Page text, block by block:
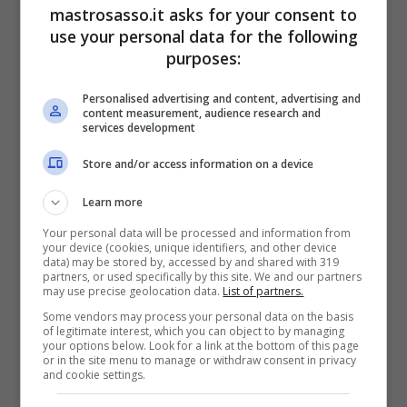
Come preparare il toast frittata di Benedetta Parodi: snack
veloce e gustoso (Foto: YT @benedettaparodiofficial) –
Accende poi il fuoco e lo fa sciogliere,
prelevandone una piccola quantità con un
pennello e spalmandola su due fette di pane
da toast. Nel frattempo, in una ciotola
tre uova e le aromatizza. Prima un pizzico di
sale e pepe, poi un tocco di paprica e mezzo
cucchiaino di senape.
Dopo aver mescolato bene gli ingredienti,
versa le uova nella padella calda. Una volta
mastrosasso.it asks for your consent to
use your personal data for the following
purposes:
Personalised advertising and content, advertising and
content measurement, audience research and
services development
Store and/or access information on a device
Learn more
Your personal data will be processed and information from
your device (cookies, unique identifiers, and other device
data) may be stored by, accessed by and shared with 319
partners, or used specifically by this site. We and our partners
may use precise geolocation data. List of partners.
Some vendors may process your personal data on the basis
of legitimate interest, which you can object to by managing
your options below. Look for a link at the bottom of this page
or in the site menu to manage or withdraw consent in privacy
and cookie settings.